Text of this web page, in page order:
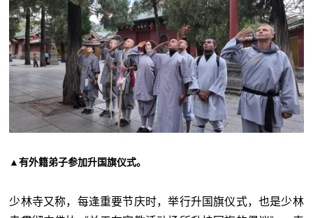
▲有外籍弟子参加升国旗仪式。
少林寺又称，每逢重要节庆时，举行升国旗仪式，也是少林